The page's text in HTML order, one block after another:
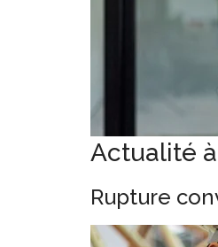
Actualité
Rupture